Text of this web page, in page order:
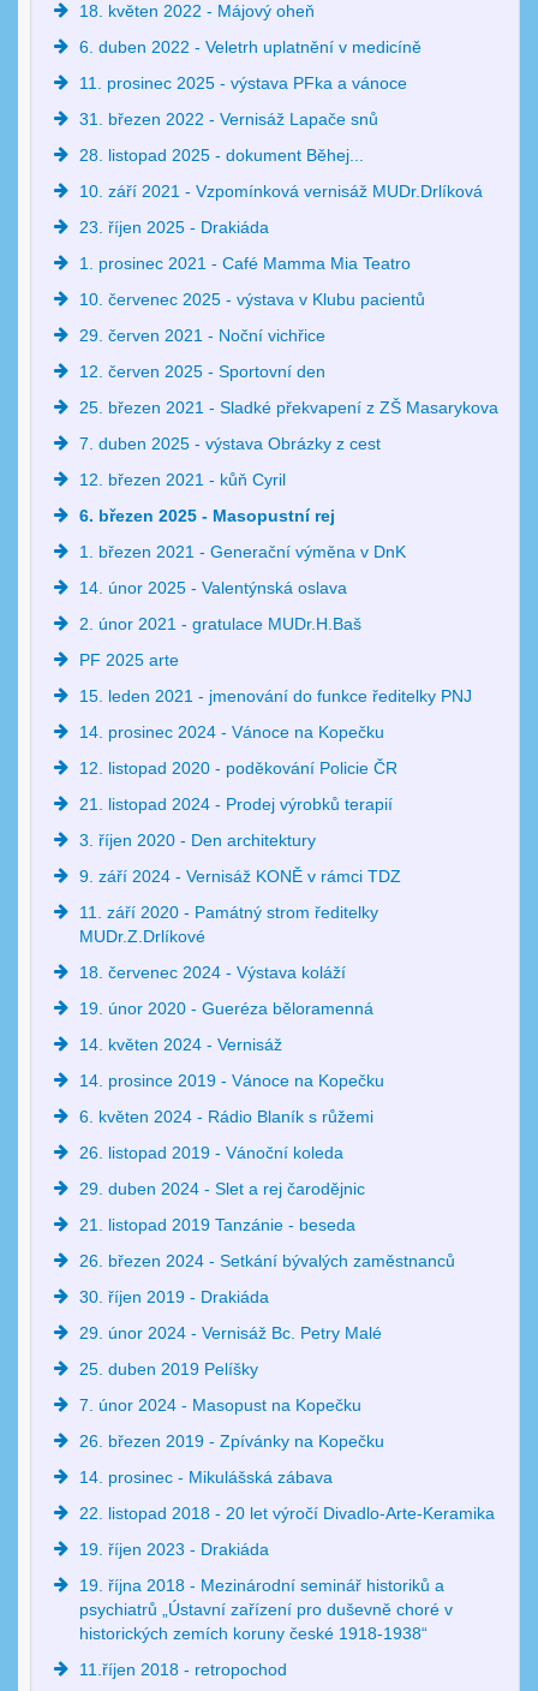
18. květen 2022 - Májový oheň
6. duben 2022 - Veletrh uplatnění v medicíně
11. prosinec 2025 - výstava PFka a vánoce
31. březen 2022 - Vernisáž Lapače snů
28. listopad 2025 - dokument Běhej...
10. září 2021 - Vzpomínková vernisáž MUDr.Drlíková
23. říjen 2025 - Drakiáda
1. prosinec 2021 - Café Mamma Mia Teatro
10. červenec 2025 - výstava v Klubu pacientů
29. červen 2021 - Noční vichřice
12. červen 2025 - Sportovní den
25. březen 2021 - Sladké překvapení z ZŠ Masarykova
7. duben 2025 - výstava Obrázky z cest
12. březen 2021 - kůň Cyril
6. březen 2025 - Masopustní rej
1. březen 2021 - Generační výměna v DnK
14. únor 2025 - Valentýnská oslava
2. únor 2021 - gratulace MUDr.H.Baš
PF 2025 arte
15. leden 2021 - jmenování do funkce ředitelky PNJ
14. prosinec 2024 - Vánoce na Kopečku
12. listopad 2020 - poděkování Policie ČR
21. listopad 2024 - Prodej výrobků terapií
3. říjen 2020 - Den architektury
9. září 2024 - Vernisáž KONĚ v rámci TDZ
11. září 2020 - Památný strom ředitelky
MUDr.Z.Drlíkové
18. červenec 2024 - Výstava koláží
19. únor 2020 - Gueréza běloramenná
14. květen 2024 - Vernisáž
14. prosince 2019 - Vánoce na Kopečku
6. květen 2024 - Rádio Blaník s růžemi
26. listopad 2019 - Vánoční koleda
29. duben 2024 - Slet a rej čarodějnic
21. listopad 2019 Tanzánie - beseda
26. březen 2024 - Setkání bývalých zaměstnanců
30. říjen 2019 - Drakiáda
29. únor 2024 - Vernisáž Bc. Petry Malé
25. duben 2019 Pelíšky
7. únor 2024 - Masopust na Kopečku
26. březen 2019 - Zpívánky na Kopečku
14. prosinec - Mikulášská zábava
22. listopad 2018 - 20 let výročí Divadlo-Arte-Keramika
19. říjen 2023 - Drakiáda
19. října 2018 - Mezinárodní seminář historiků a
psychiatrů „Ústavní zařízení pro duševně choré v
historických zemích koruny české 1918-1938“
11.říjen 2018 - retropochod